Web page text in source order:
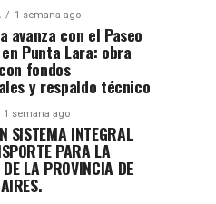
1 semana ago
avanza con el Paseo
Punta Lara: obra
fondos
y respaldo técnico
1 semana ago
SISTEMA INTEGRAL
PARA LA
LA PROVINCIA DE